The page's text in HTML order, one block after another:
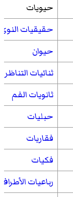
حيويات
حقيقيات النوى
حيوان
ثنائيات التناظر
ثانويات الفم
حبليات
فقاريات
فكيات
رباعيات الأطراف